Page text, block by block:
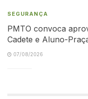
SEGURANÇA
PMTO convoca
Cadete e Aluno-
07/08/2026